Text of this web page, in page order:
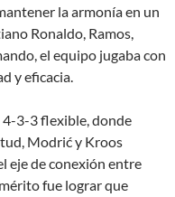
la armonía en un
Ronaldo, Ramos,
el equipo jugaba con
y eficacia.
4-3-3 flexible, donde
Modrić y Kroos
eje de conexión entre
fue lograr que